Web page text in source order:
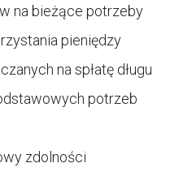
na bieżące potrzeby
pieniędzy
na spłatę długu
potrzeb
zdolności